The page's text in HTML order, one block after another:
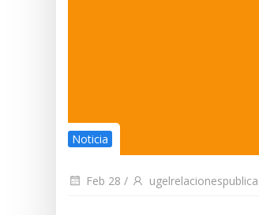
Noticia
Feb 28 /